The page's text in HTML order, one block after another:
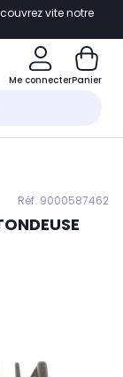
vite notre
Me connecterPanier
Réf. 9000587462